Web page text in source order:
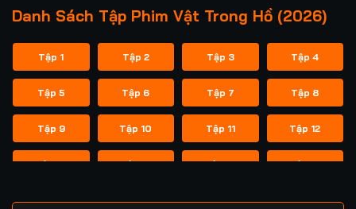
Danh Sách Tập Phim Vật Trong Hồ (2026)
Tập 1 Tập 2 Tập 3 Tập 4
Tập 5 Tập 6 Tập 7 Tập 8
Tập 9 Tập 10 Tập 11 Tập 12
Tập 13 Tập 14 Tập 15 Tập 16